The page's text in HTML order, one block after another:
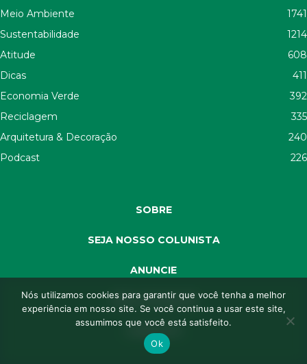
Meio Ambiente
1741
Sustentabilidade
1214
Atitude
608
Dicas
411
Economia Verde
392
Reciclagem
335
Arquitetura & Decoração
240
Podcast
226
SOBRE
SEJA NOSSO COLUNISTA
ANUNCIE
SEJA APOIADOR
CONTATO
Nós utilizamos cookies para garantir que você tenha a melhor
experiência em nosso site. Se você continua a usar este site,
assumimos que você está satisfeito.
Ok